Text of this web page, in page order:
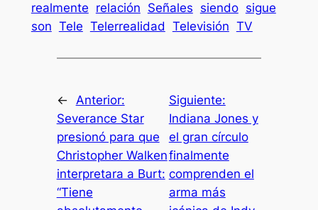
realmente relación Señales siendo sigue
son Tele Telerrealidad Televisión TV
←
Anterior:
Severance Star
presionó para que
Christopher Walken
interpretara a Burt:
“Tiene
Siguiente:
Indiana Jones y
el gran círculo
finalmente
comprenden el
arma más